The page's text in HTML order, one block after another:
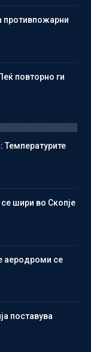
противпожарни
повторно ги
Температурите
шири во Скопје
аеродроми се
поставува